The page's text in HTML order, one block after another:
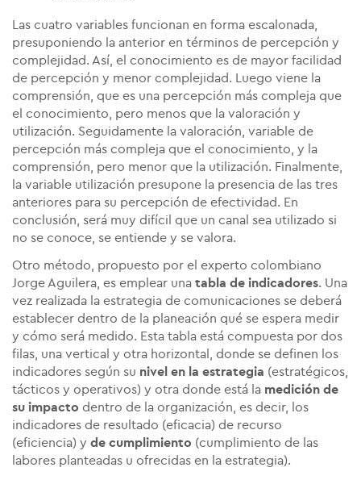
Las cuatro variables funcionan en forma escalonada,
presuponiendo la anterior en términos de percepción y
complejidad. Así, el conocimiento es de mayor facilidad
de percepción y menor complejidad. Luego viene la
comprensión, que es una percepción más compleja que
el conocimiento, pero menos que la valoración y
utilización. Seguidamente la valoración, variable de
percepción más compleja que el conocimiento, y la
comprensión, pero menor que la utilización. Finalmente,
la variable utilización presupone la presencia de las tres
anteriores para su percepción de efectividad. En
conclusión, será muy difícil que un canal sea utilizado si
no se conoce, se entiende y se valora.
Otro método, propuesto por el experto colombiano
Jorge Aguilera, es emplear una tabla de indicadores. Una
vez realizada la estrategia de comunicaciones se deberá
establecer dentro de la planeación qué se espera medir
y cómo será medido. Esta tabla está compuesta por dos
filas, una vertical y otra horizontal, donde se definen los
indicadores según su nivel en la estrategia (estratégicos,
tácticos y operativos) y otra donde está la medición de
su impacto dentro de la organización, es decir, los
indicadores de resultado (eficacia) de recurso
(eficiencia) y de cumplimiento (cumplimiento de las
labores planteadas u ofrecidas en la estrategia).